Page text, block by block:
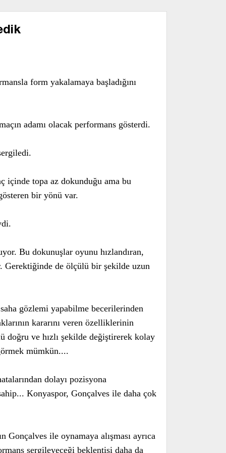
form yakalamaya başladığını
adamı olacak performans gösterdi.
içinde topa az dokunduğu ama bu
bir yönü var.
Bu dokunuşlar oyunu hızlandıran,
Gerektiğinde de ölçülü bir şekilde uzun
gözlemi yapabilme becerilerinden
kararını veren özelliklerinin
ve hızlı şekilde değiştirerek kolay
mümkün....
dolayı pozisyona
Konyaspor, Gonçalves ile daha çok
Gonçalves ile oynamaya alışması ayrıca
sergileyeceği beklentisi daha da